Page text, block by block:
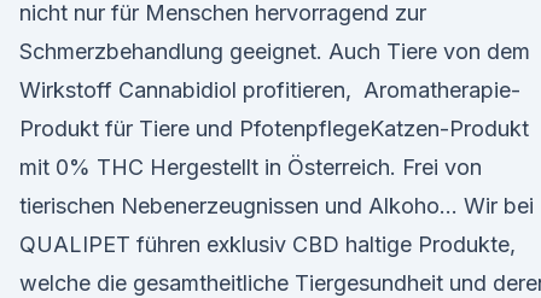
nicht nur für Menschen hervorragend zur
Schmerzbehandlung geeignet. Auch Tiere von dem
Wirkstoff Cannabidiol profitieren, Aromatherapie-
Produkt für Tiere und PfotenpflegeKatzen-Produkt
mit 0% THC Hergestellt in Österreich. Frei von
tierischen Nebenerzeugnissen und Alkoho… Wir bei
QUALIPET führen exklusiv CBD haltige Produkte,
welche die gesamtheitliche Tiergesundheit und